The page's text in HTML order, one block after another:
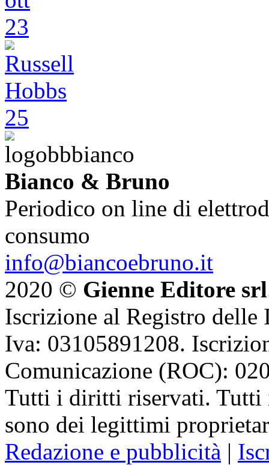
Bianco & Bruno
Periodico on line di
consumo
info@biancoebruno.it
2020 © Gienne Editore srl
Iscrizione al Registro delle
Iva: 03105891208.
Comunicazione (ROC):
Tutti i diritti riservati. Tutti
sono dei legittimi
Redazione e pubblicità |